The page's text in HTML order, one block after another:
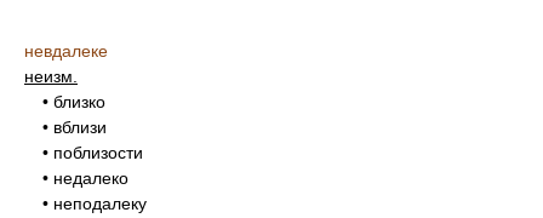
невдалеке
неизм.
• близко
• вблизи
• поблизости
• недалеко
• неподалеку